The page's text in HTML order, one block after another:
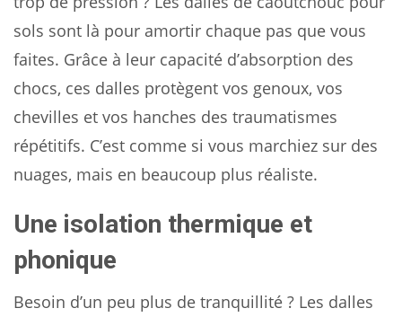
sols sont là pour amortir chaque pas que vous
faites. Grâce à leur capacité d’absorption des
chocs, ces dalles protègent vos genoux, vos
chevilles et vos hanches des traumatismes
répétitifs. C’est comme si vous marchiez sur des
nuages, mais en beaucoup plus réaliste.
Une isolation thermique et
phonique
Besoin d’un peu plus de tranquillité ? Les dalles